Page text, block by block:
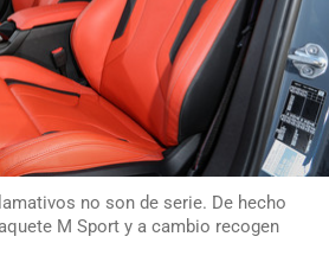
no son de serie. De hecho
M Sport y a cambio recogen